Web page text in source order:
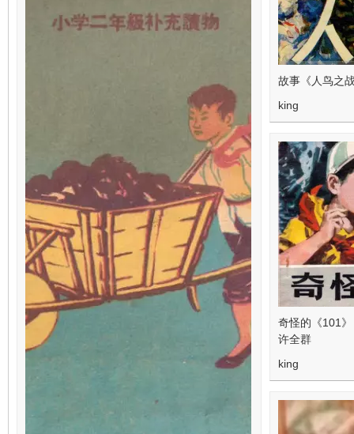
故事《人鸟之
king
奇怪的《101
许全群
king